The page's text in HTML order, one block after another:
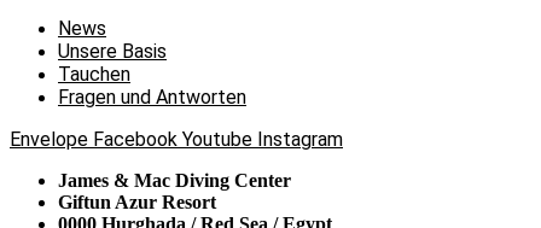
News
Unsere Basis
Tauchen
Fragen und Antworten
Envelope Facebook Youtube Instagram
James & Mac Diving Center
Giftun Azur Resort
0000 Hurghada / Red Sea / Egypt